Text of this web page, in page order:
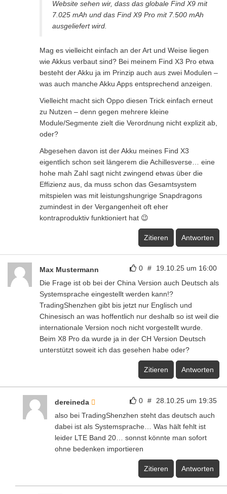
Website sehen wir, dass das globale Find X9 mit
7.025 mAh und das Find X9 Pro mit 7.500 mAh
ausgeliefert wird.
Mag es vielleicht einfach an der Art und Weise liegen
wie Akkus verbaut sind? Bei meinem Find X3 Pro etwa
besteht der Akku ja im Prinzip auch aus zwei Modulen –
was auch manche Akku Apps entsprechend anzeigen.
Vielleicht macht sich Oppo diesen Trick einfach erneut
zu Nutzen – denn gegen mehrere kleine
Module/Segmente zielt die Verordnung nicht explizit ab,
oder?
Abgesehen davon ist der Akku meines Find X3
eigentlich schon seit längerem die Achillesverse… eine
hohe mah Zahl sagt nicht zwingend etwas über die
Effizienz aus, da muss schon das Gesamtsystem
mitspielen was mit leistungshungrige Snapdragons
zumindest in der Vergangenheit oft eher
kontraproduktiv funktioniert hat 😉
Zitieren Antworten
0 # 19.10.25 um 16:00
Max Mustermann
Die Frage ist ob bei der China Version auch Deutsch als
Systemsprache eingestellt werden kann!?
TradingShenzhen gibt bis jetzt nur Englisch und
Chinesisch an was hoffentlich nur deshalb so ist weil die
internationale Version noch nicht vorgestellt wurde.
Beim X8 Pro da wurde ja in der CH Version Deutsch
unterstützt soweit ich das gesehen habe oder?
Zitieren Antworten
0 # 28.10.25 um 19:35
dereineda
also bei TradingShenzhen steht das deutsch auch
dabei ist als Systemsprache… Was hält fehlt ist
leider LTE Band 20… sonnst könnte man sofort
ohne bedenken importieren
Zitieren Antworten